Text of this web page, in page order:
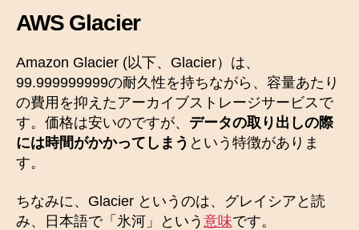
様
使
う
の
か
？
へ
AWS Glacier
Amazon Glacier (以下、Glacier）は、
99.999999999の耐久性を持ちながら、容量あたり
の費用を抑えたアーカイブストレージサービスで
す。価格は安いのですが、 データの取り出しの際
には時間がかかってしまう という特徴がありま
す。
ちなみに、Glacier というのは、グレイシアと読
み、日本語で「氷河」という 意味です。